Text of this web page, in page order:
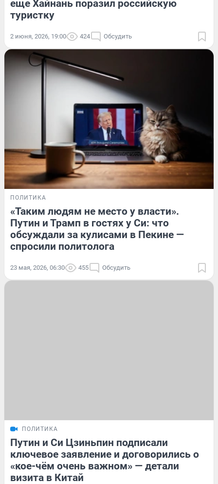
еще Хайнань поразил российскую
туристку
2 июня, 2026, 19:00 424 Обсудить
ПОЛИТИКА
«Таким людям не место у власти».
Путин и Трамп в гостях у Си: что
обсуждали за кулисами в Пекине —
спросили политолога
23 мая, 2026, 06:30 455 Обсудить
ПОЛИТИКА
Путин и Си Цзиньпин подписали
ключевое заявление и договорились о
«кое-чём очень важном» — детали
визита в Китай